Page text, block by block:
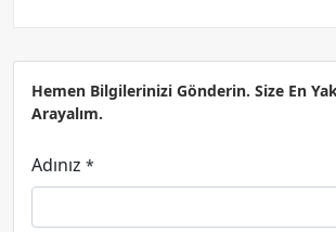
Hemen Bilgilerinizi Gönderin. Size En
Arayalım.
Adınız *